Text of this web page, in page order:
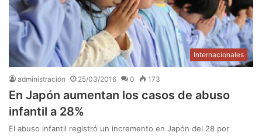
Internacionales
administración 25/03/2016 0 173
En Japón aumentan los casos de abuso
infantil a 28%
El abuso infantil registró un incremento en Japón del 28 por